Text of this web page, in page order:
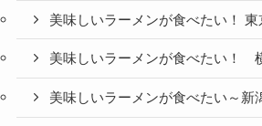
美味しいラーメンが食べたい！ 東
美味しいラーメンが食べたい！
美味しいラーメンが食べたい～新